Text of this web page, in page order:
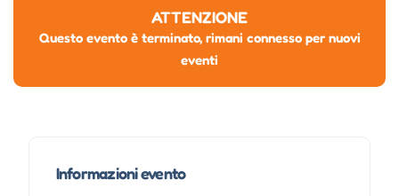
ATTENZIONE
Questo evento è terminato, rimani connesso per nuovi
eventi
Informazioni evento